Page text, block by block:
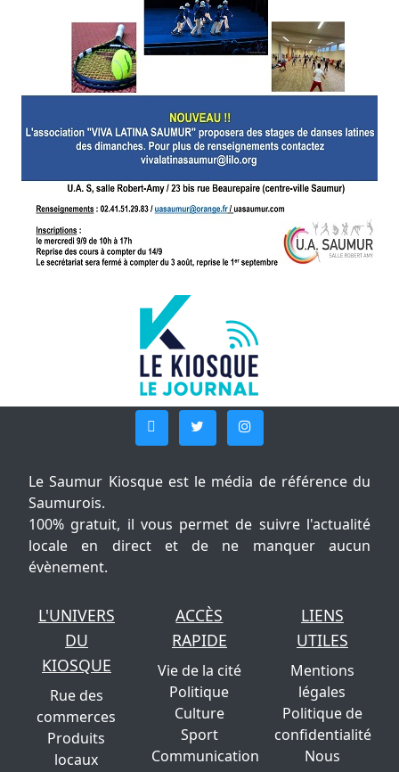
Le Saumur Kiosque est le média de référence du
Saumurois.
100% gratuit, il vous permet de suivre l'actualité
locale en direct et de ne manquer aucun
évènement.
L'UNIVERS
DU
KIOSQUE
Rue des
commerces
Produits
locaux
ACCÈS
RAPIDE
Vie de la cité
Politique
Culture
Sport
Communication
LIENS
UTILES
Mentions
légales
Politique de
confidentialité
Nous